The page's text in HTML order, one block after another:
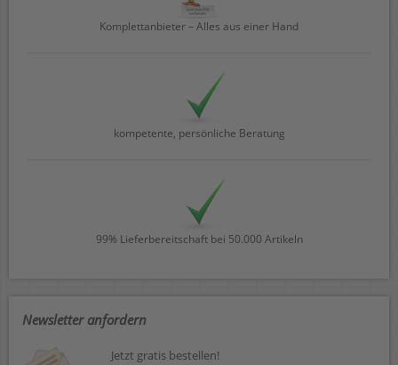
Komplettanbieter – Alles aus einer Hand
kompetente, persönliche Beratung
99% Lieferbereitschaft bei 50.000 Artikeln
Newsletter anfordern
Jetzt gratis bestellen!